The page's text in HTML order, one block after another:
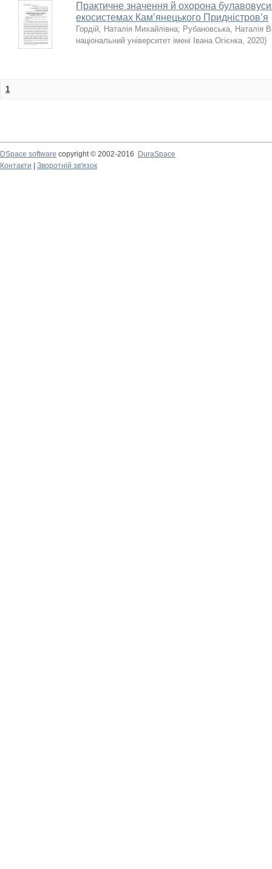
Практичне значення й охорона
екосистемах Кам’янецького Придністров’я
Гордій, Наталія Михайлівна; Рубановська, Наталія
національний університет імені Івана Огієнка, 2020)
1
DSpace software copyright © 2002-2016
DuraSpace
Контакти
Зворотній зв'язок